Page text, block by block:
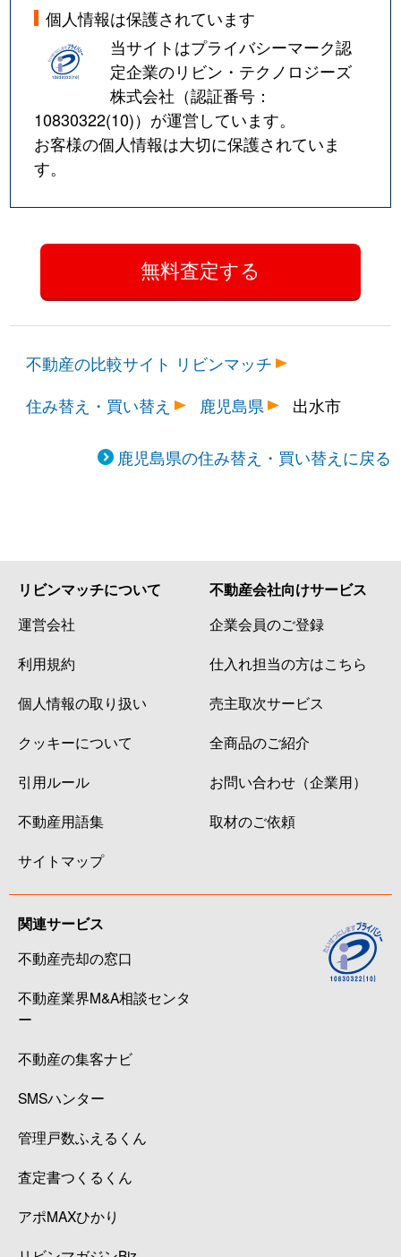
個人情報は保護されています
当サイトはプライバシーマーク認
定企業のリビン・テクノロジーズ
株式会社（認証番号：
10830322(10)）が運営しています。
お客様の個人情報は大切に保護されていま
す。
不動産の比較サイト リビンマッチ
住み替え・買い替え
鹿児島県 出水市
鹿児島県の住み替え・買い替えに戻る
リビンマッチについて
運営会社
利用規約
個人情報の取り扱い
クッキーについて
引用ルール
不動産用語集
サイトマップ
不動産会社向けサービス
企業会員のご登録
仕入れ担当の方はこちら
売主取次サービス
全商品のご紹介
お問い合わせ（企業用）
取材のご依頼
関連サービス
不動産売却の窓口
不動産業界M&A相談センタ
ー
不動産の集客ナビ
SMSハンター
管理戸数ふえるくん
査定書つくるくん
アポMAXひかり